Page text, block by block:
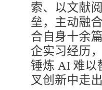
索、以文献
垒，主动融
合自身十余
企实习经历
锤炼 AI 难以
叉创新中走